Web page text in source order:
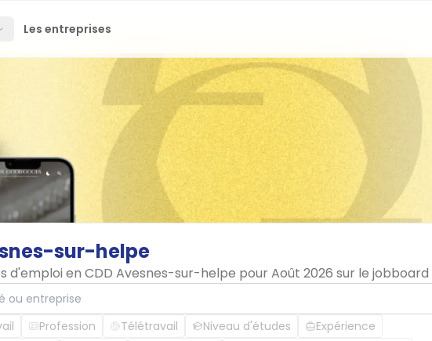
Les entreprises
sur-helpe
d'emploi en CDD Avesnes-sur-helpe pour Août 2026 sur le jobboard
entreprise
Profession Télétravail Niveau d'études Expérience